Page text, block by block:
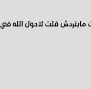
قلت لاحول الله